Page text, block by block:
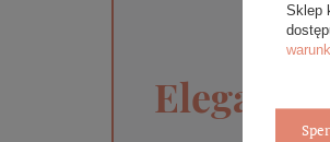
Sklep